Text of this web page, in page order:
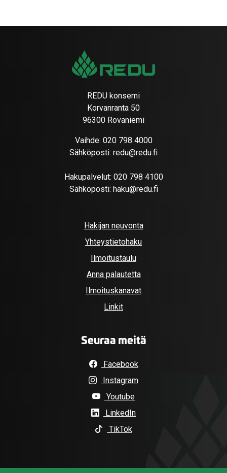
REDU konserni
Korvanranta 50
96300 Rovaniemi
Vaihde: 020 798 4000
Sähköposti: redu@redu.fi
Hakupalvelut: 020 798 4100
Sähköposti: haku@redu.fi
Hakijan neuvonta
Yhteystietohaku
Ilmoitustaulu
Anna palautetta
Ilmoituskanavat
Linkit
Seuraa meitä
Facebook
Instagram
Youtube
LinkedIn
TikTok